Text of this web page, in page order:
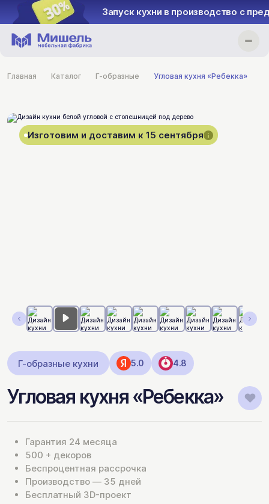
Запуск кухни в производство с
Главная Каталог Г-образные Угловая кухня «Ребекка»
Изготовим и доставим к 15 сентября
Г-образные кухни 5.0 4.8
Угловая кухня «Ребекка»
Гарантия 24 месяца
500 + декоров
Беспроцентная рассрочка
Производство — 35 дней
Бесплатный 3D-проект